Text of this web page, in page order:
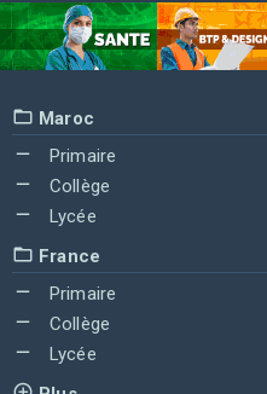
Maroc
Primaire
Collège
Lycée
France
Primaire
Collège
Lycée